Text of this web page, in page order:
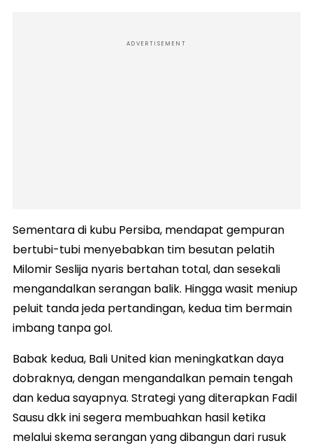
ADVERTISEMENT
Sementara di kubu Persiba, mendapat gempuran
bertubi-tubi menyebabkan tim besutan pelatih
Milomir Seslija nyaris bertahan total, dan sesekali
mengandalkan serangan balik. Hingga wasit meniup
peluit tanda jeda pertandingan, kedua tim bermain
imbang tanpa gol.
Babak kedua, Bali United kian meningkatkan daya
dobraknya, dengan mengandalkan pemain tengah
dan kedua sayapnya. Strategi yang diterapkan Fadil
Sausu dkk ini segera membuahkan hasil ketika
melalui skema serangan yang dibangun dari rusuk